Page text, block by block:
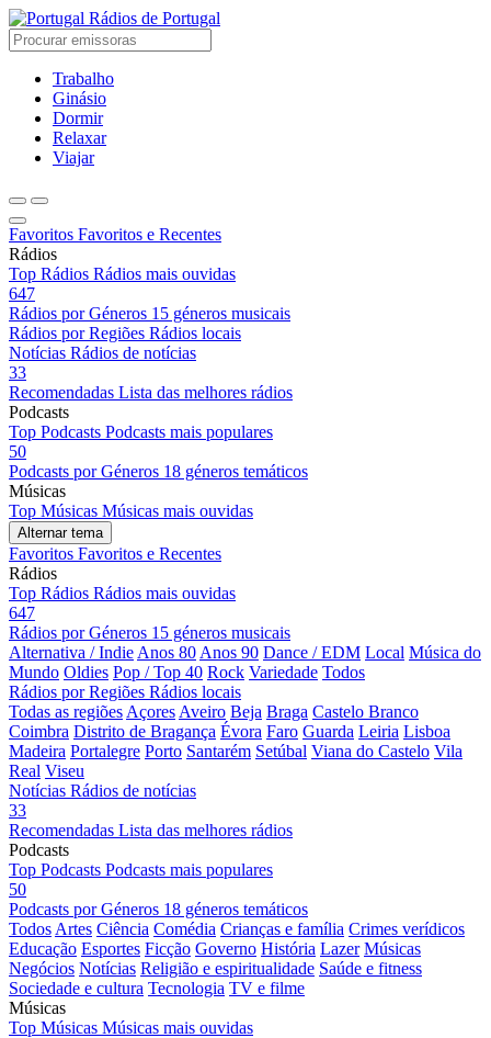
Rádios de Portugal
Trabalho
Ginásio
Dormir
Relaxar
Viajar
Favoritos Favoritos e Recentes
Rádios
Top Rádios Rádios mais ouvidas
647
Rádios por Géneros 15 géneros musicais
Rádios por Regiões Rádios locais
Notícias Rádios de notícias
33
Recomendadas Lista das melhores rádios
Podcasts
Top Podcasts Podcasts mais populares
50
Podcasts por Géneros 18 géneros temáticos
Músicas
Top Músicas Músicas mais ouvidas
Alternar tema
Favoritos Favoritos e Recentes
Rádios
Top Rádios Rádios mais ouvidas
647
Rádios por Géneros 15 géneros musicais
Alternativa / Indie Anos 80 Anos 90 Dance / EDM Local Música do
Mundo Oldies Pop / Top 40 Rock Variedade Todos
Rádios por Regiões Rádios locais
Todas as regiões Açores Aveiro Beja Braga Castelo Branco
Coimbra Distrito de Bragança Évora Faro Guarda Leiria Lisboa
Madeira Portalegre Porto Santarém Setúbal Viana do Castelo Vila
Real Viseu
Notícias Rádios de notícias
33
Recomendadas Lista das melhores rádios
Podcasts
Top Podcasts Podcasts mais populares
50
Podcasts por Géneros 18 géneros temáticos
Todos Artes Ciência Comédia Crianças e família Crimes verídicos
Educação Esportes Ficção Governo História Lazer Músicas
Negócios Notícias Religião e espiritualidade Saúde e fitness
Sociedade e cultura Tecnologia TV e filme
Músicas
Top Músicas Músicas mais ouvidas